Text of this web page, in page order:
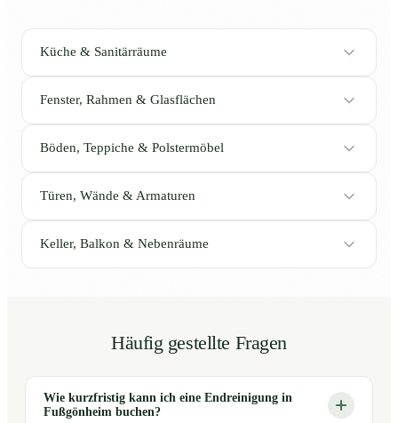
Küche & Sanitärräume
Fenster, Rahmen & Glasflächen
Böden, Teppiche & Polstermöbel
Türen, Wände & Armaturen
Keller, Balkon & Nebenräume
Häufig gestellte Fragen
Wie kurzfristig kann ich eine Endreinigung in
Fußgönheim buchen?